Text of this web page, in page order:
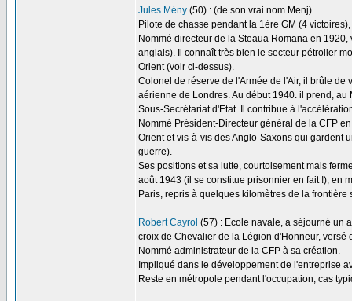
Jules Mény (50) : (de son vrai nom Menj)
Pilote de chasse pendant la 1ère GM (4
Nommé directeur de la Steaua Romana en
anglais). Il connaît très bien le secteur pétrolier
Orient (voir ci-dessus).
Colonel de réserve de l'Armée de l'Air, il brûle de
aérienne de Londres. Au début 1940. il prend,
Sous-Secrétariat d'Etat. Il contribue à
Nommé Président-Directeur général de la CFP
Orient et vis-à-vis des Anglo-Saxons qui gardent
guerre).
Ses positions et sa lutte, courtoisement mais
août 1943 (il se constitue prisonnier en fait !), en
Paris, repris à quelques kilomètres de la
Robert Cayrol (57) : Ecole navale, a séjourné un
croix de Chevalier de la Légion d'Honneur,
Nommé administrateur de la CFP à sa création.
Impliqué dans le développement de l'entreprise
Reste en métropole pendant l'occupation, cas